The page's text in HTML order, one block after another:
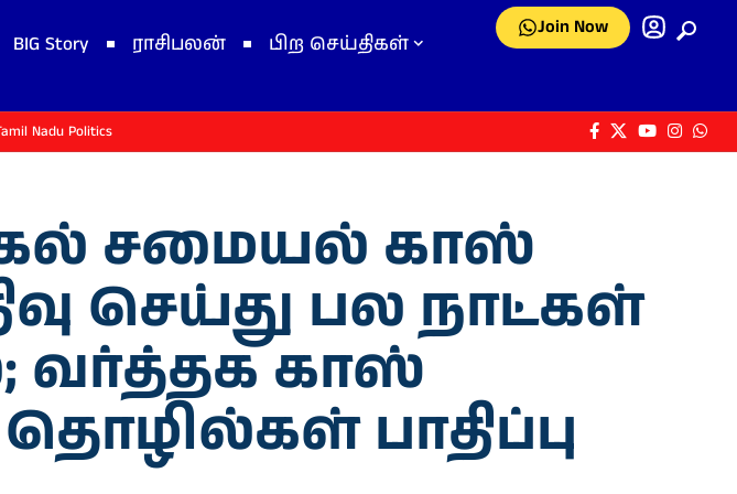
BIG Story ராசிபலன் பிற செய்திகள்
Join Now
Nadu Politics
சமையல் காஸ்
செய்து பல நாட்கள்
வர்த்தக காஸ்
பாதிப்பு